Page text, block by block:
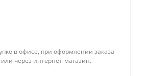
в офисе, при оформлении заказа
через интернет-магазин.